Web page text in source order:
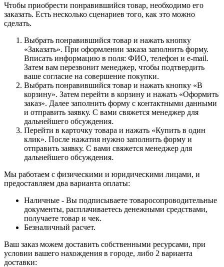
Чтобы приобрести понравившийся товар, необходимо его
заказать. Есть несколько сценариев того, как это можно
сделать.
Выбрать понравившийся товар и нажать кнопку
«Заказать». При оформлении заказа заполнить форму.
Вписать информацию в поля: ФИО, телефон и e-mail.
Затем вам перезвонит менеджер, чтобы подтвердить
ваше согласие на совершение покупки.
Выбрать понравившийся товар и нажать кнопку «В
корзину». Затем перейти в корзину и нажать «Оформить
заказ». Далее заполнить форму с контактными данными
и отправить заявку. С вами свяжется менеджер для
дальнейшего обсуждения.
Перейти в карточку товара и нажать «Купить в один
клик». После нажатия нужно заполнить форму и
отправить заявку. С вами свяжется менеджер для
дальнейшего обсуждения.
Мы работаем с физическими и юридическими лицами, и
предоставляем два варианта оплаты:
Наличные - Вы подписываете товаросопроводительные
документы, расплачиваетесь денежными средствами,
получаете товар и чек.
Безналичный расчет.
Ваш заказ можем доставить собственными ресурсами, при
условии вашего нахождения в городе, либо 2 варианта
доставки: